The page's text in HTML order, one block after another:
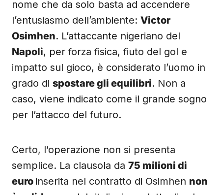
nome che da solo basta ad accendere
l’entusiasmo dell’ambiente: Victor
Osimhen. L’attaccante nigeriano del
Napoli, per forza fisica, fiuto del gol e
impatto sul gioco, è considerato l’uomo in
grado di spostare gli equilibri. Non a
caso, viene indicato come il grande sogno
per l’attacco del futuro.
Certo, l’operazione non si presenta
semplice. La clausola da 75 milioni di
euro inserita nel contratto di Osimhen non